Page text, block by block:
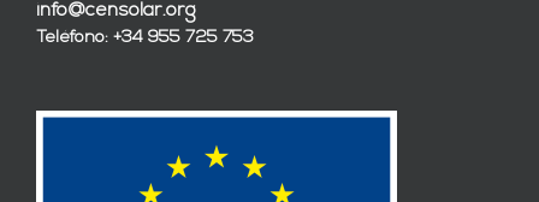
info@censolar.org
Teléfono: +34 955 725 753